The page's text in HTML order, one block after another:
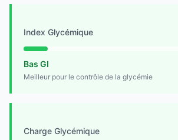
Index Glycémique
Bas GI
Meilleur pour le contrôle de la glycémie
Charge Glycémique